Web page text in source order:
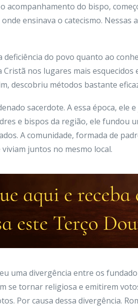
acompanhamento do bispo,
ensinava o catecismo.
do povo quanto ao
nos lugares mais
descobriu métodos bastante
sacerdote. A essa época,
e bispos da região, ele
A comunidade, formada de
juntos no mesmo local.
uma divergência entre os
se tornar religiosa e emitirem
Por causa dessa divergência.